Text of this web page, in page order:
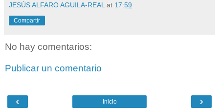
JESÚS ALFARO AGUILA-REAL at 17:59
Compartir
No hay comentarios:
Publicar un comentario
‹ ›
Inicio